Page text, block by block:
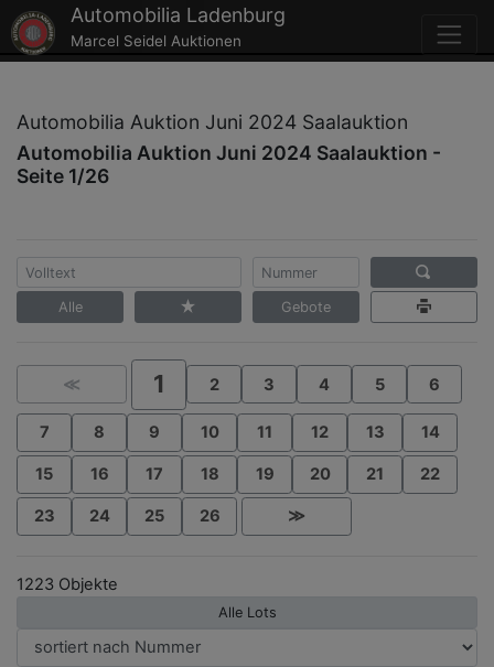
Automobilia Ladenburg
Marcel Seidel Auktionen
Automobilia Auktion Juni 2024 Saalauktion
Automobilia Auktion Juni 2024 Saalauktion -
Seite 1/26
Alle Gebote
≪ 1 2 3 4 5 6
7 8 9 10 11 12 13 14
15 16 17 18 19 20 21 22
23 24 25 26 ≫
1223 Objekte
Alle Lots